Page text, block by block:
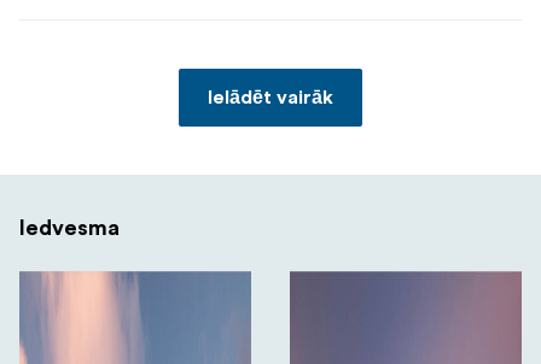
Ielādēt vairāk
Iedvesma